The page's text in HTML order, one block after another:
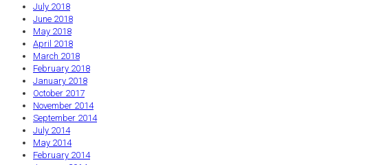
July 2018
June 2018
May 2018
April 2018
March 2018
February 2018
January 2018
October 2017
November 2014
September 2014
July 2014
May 2014
February 2014